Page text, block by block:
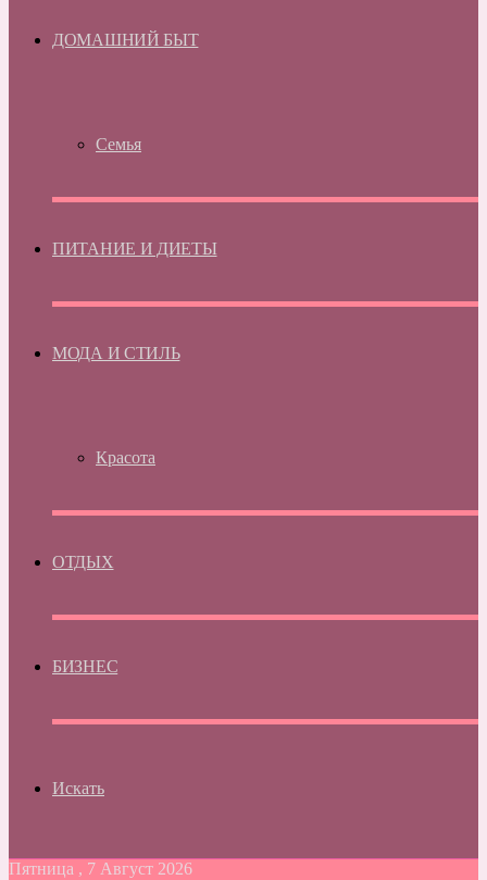
ДОМАШНИЙ БЫТ
Семья
ПИТАНИЕ И ДИЕТЫ
МОДА И СТИЛЬ
Красота
ОТДЫХ
БИЗНЕС
Искать
Пятница , 7 Август 2026